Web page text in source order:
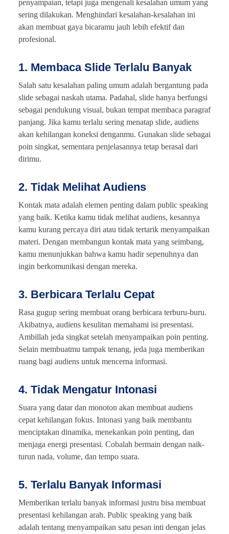
penyampaian, tetapi juga mengenali kesalahan umum yang
sering dilakukan. Menghindari kesalahan-kesalahan ini
akan membuat gaya bicaramu jauh lebih efektif dan
profesional.
1. Membaca Slide Terlalu Banyak
Salah satu kesalahan paling umum adalah bergantung pada
slide sebagai naskah utama. Padahal, slide hanya berfungsi
sebagai pendukung visual, bukan tempat membaca paragraf
panjang. Jika kamu terlalu sering menatap slide, audiens
akan kehilangan koneksi denganmu. Gunakan slide sebagai
poin singkat, sementara penjelasannya tetap berasal dari
dirimu.
2. Tidak Melihat Audiens
Kontak mata adalah elemen penting dalam public speaking
yang baik. Ketika kamu tidak melihat audiens, kesannya
kamu kurang percaya diri atau tidak tertarik menyampaikan
materi. Dengan membangun kontak mata yang seimbang,
kamu menunjukkan bahwa kamu hadir sepenuhnya dan
ingin berkomunikasi dengan mereka.
3. Berbicara Terlalu Cepat
Rasa gugup sering membuat orang berbicara terburu-buru.
Akibatnya, audiens kesulitan memahami isi presentasi.
Ambillah jeda singkat setelah menyampaikan poin penting.
Selain membuatmu tampak tenang, jeda juga memberikan
ruang bagi audiens untuk mencerna informasi.
4. Tidak Mengatur Intonasi
Suara yang datar dan monoton akan membuat audiens
cepat kehilangan fokus. Intonasi yang baik membantu
menciptakan dinamika, menekankan poin penting, dan
menjaga energi presentasi. Cobalah bermain dengan naik-
turun nada, volume, dan tempo suara.
5. Terlalu Banyak Informasi
Memberikan terlalu banyak informasi justru bisa membuat
presentasi kehilangan arah. Public speaking yang baik
adalah tentang menyampaikan satu pesan inti dengan jelas